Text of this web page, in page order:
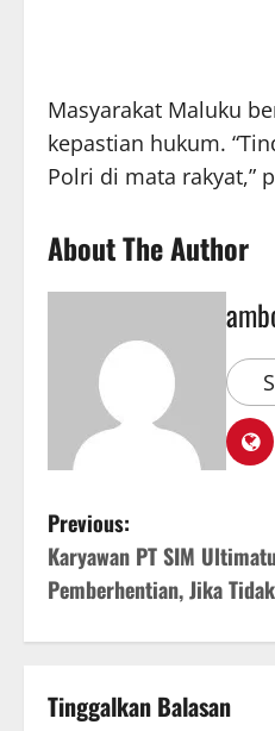
Masyarakat Maluku
kepastian hukum.
Polri di mata rakyat,”
About The Author
Previous:
Karyawan PT SIM
Pemberhentian, Jika
Tinggalkan Balasan